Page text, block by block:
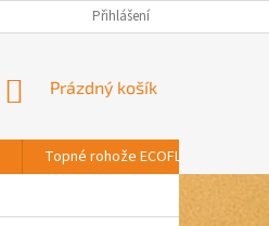
Přihlášení
NÁKUPNÍ
Prázdný košík
Topné rohože ECOFLOOR